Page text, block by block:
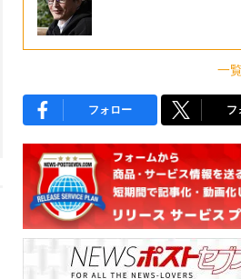
一
フォロー フ